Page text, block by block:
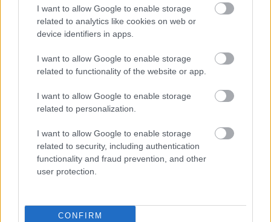
I want to allow Google to enable storage
related to analytics like cookies on web or
device identifiers in apps.
I want to allow Google to enable storage
related to functionality of the website or app.
I want to allow Google to enable storage
related to personalization.
I want to allow Google to enable storage
related to security, including authentication
functionality and fraud prevention, and other
user protection.
CONFIRM
Kapcsolódó hírek
PAUL SCHOLES
UGARTÉT